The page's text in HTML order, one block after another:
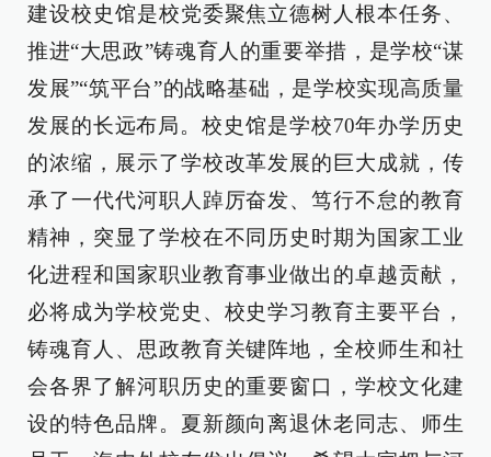
建设校史馆是校党委聚焦立德树人根本任务、
推进“大思政”铸魂育人的重要举措，是学校“谋
发展”“筑平台”的战略基础，是学校实现高质量
发展的长远布局。校史馆是学校70年办学历史
的浓缩，展示了学校改革发展的巨大成就，传
承了一代代河职人踔厉奋发、笃行不怠的教育
精神，突显了学校在不同历史时期为国家工业
化进程和国家职业教育事业做出的卓越贡献，
必将成为学校党史、校史学习教育主要平台，
铸魂育人、思政教育关键阵地，全校师生和社
会各界了解河职历史的重要窗口，学校文化建
设的特色品牌。夏新颜向离退休老同志、师生